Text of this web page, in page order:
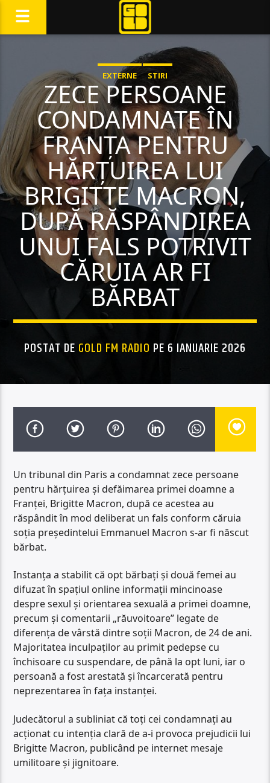
EXTERNE STIRI
ZECE PERSOANE
CONDAMNATE ÎN
FRANȚA PENTRU
HĂRȚUIREA LUI
BRIGITTE MACRON,
DUPĂ RĂSPÂNDIREA
UNUI FALS POTRIVIT
CĂRUIA AR FI
BĂRBAT
POSTAT DE GOLD FM RADIO PE 6 IANUARIE 2026
Un tribunal din Paris a condamnat zece persoane
pentru hărțuirea și defăimarea primei doamne a
Franței, Brigitte Macron, după ce acestea au
răspândit în mod deliberat un fals conform căruia
soția președintelui Emmanuel Macron s-ar fi născut
bărbat.
Instanța a stabilit că opt bărbați și două femei au
difuzat în spațiul online informații mincinoase
despre sexul și orientarea sexuală a primei doamne,
precum și comentarii „răuvoitoare” legate de
diferența de vârstă dintre soții Macron, de 24 de ani.
Majoritatea inculpaților au primit pedepse cu
închisoare cu suspendare, de până la opt luni, iar o
persoană a fost arestată și încarcerată pentru
neprezentarea în fața instanței.
Judecătorul a subliniat că toți cei condamnați au
acționat cu intenția clară de a-i provoca prejudicii lui
Brigitte Macron, publicând pe internet mesaje
umilitoare și jignitoare.